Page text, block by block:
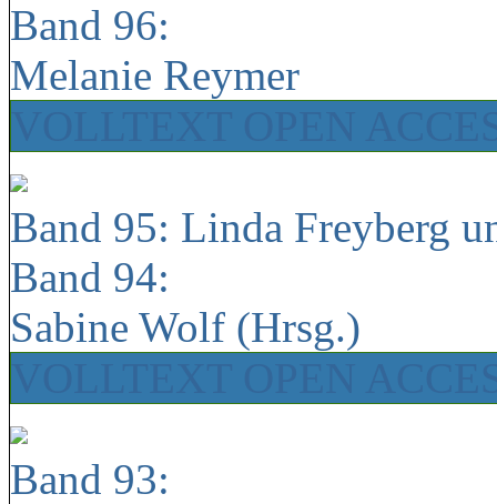
Band 96:
Melanie Reymer
Band 95: Linda Freyberg
Band 94:
Sabine Wolf (Hrsg.)
Band 93: